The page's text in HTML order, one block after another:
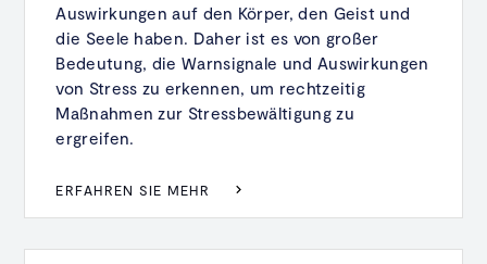
Auswirkungen auf den Körper, den Geist und
die Seele haben. Daher ist es von großer
Bedeutung, die Warnsignale und Auswirkungen
von Stress zu erkennen, um rechtzeitig
Maßnahmen zur Stressbewältigung zu
ergreifen.
ERFAHREN SIE MEHR